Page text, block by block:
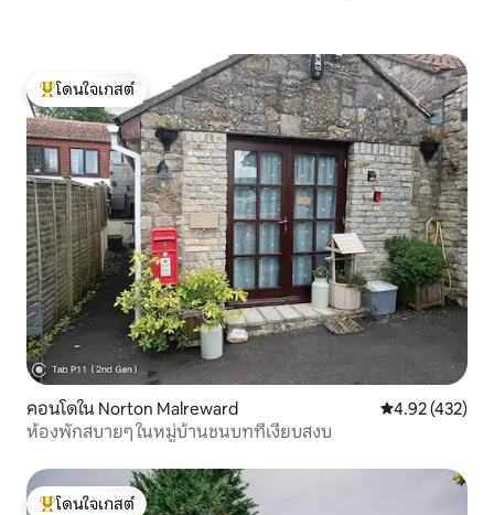
โดนใจเกสต์ที่สุด
โดนใจเกสต์
คอนโดใน Norton Malreward คะแนนเฉลี่ย
4.92 (432)
ห้องพักสบายๆ ในหมู่บ้านชนบทที่เงียบสงบ
โดนใจเกสต์